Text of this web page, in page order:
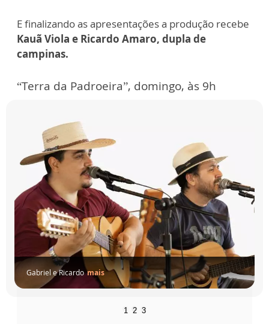
E finalizando as apresentações a produção recebe
Kauã Viola e Ricardo Amaro, dupla de
campinas.
“Terra da Padroeira”, domingo, às 9h
Gabriel e Ricardo mais
1 2 3